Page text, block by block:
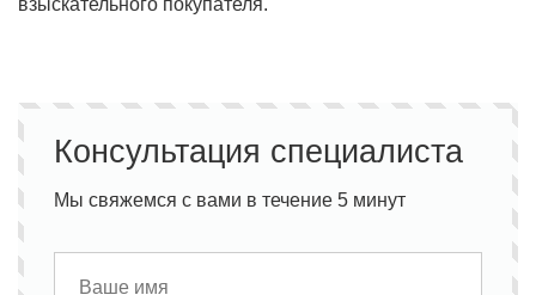
взыскательного покупателя.
Консультация специалиста
Мы свяжемся с вами в течение 5 минут